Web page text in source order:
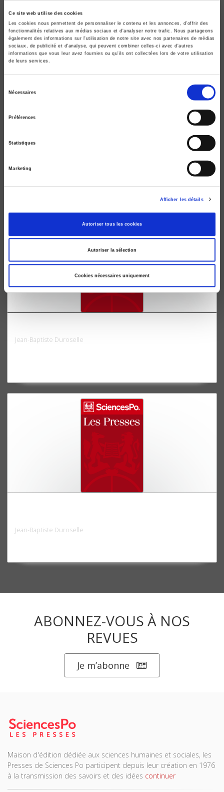
Ce site web utilise des cookies
Les cookies nous permettent de personnaliser le contenu et les annonces, d'offrir des
fonctionnalités relatives aux médias sociaux et d'analyser notre trafic. Nous partageons
également des informations sur l'utilisation de notre site avec nos partenaires de médias
sociaux, de publicité et d'analyse, qui peuvent combiner celles-ci avec d'autres
informations que vous leur avez fournies ou qu'ils ont collectées lors de votre utilisation
de leurs services.
Nécessaires
Préférences
Statistiques
Marketing
Afficher les détails
Autoriser tous les cookies
Autoriser la sélection
Cookies nécessaires uniquement
Les nouveaux Etats dans les relations
Jean-Baptiste Duroselle
Jean-Baptiste Duroselle
Jean-Baptiste Duroselle
ABONNEZ-VOUS À NOS
REVUES
Je m’abonne
Maison d'édition dédiée aux sciences humaines et sociales, les
Presses de Sciences Po participent depuis leur création en 1976
à la transmission des savoirs et des idées continuer